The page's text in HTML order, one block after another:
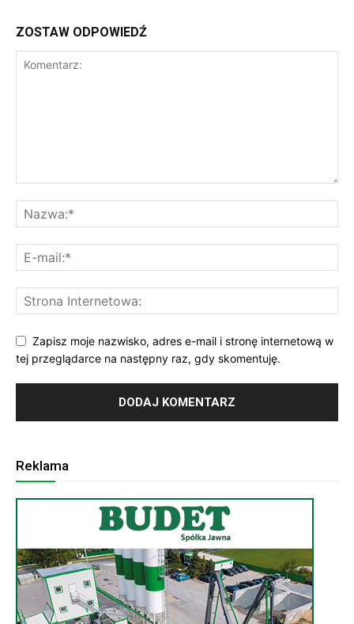
ZOSTAW ODPOWIEDŹ
Zapisz moje nazwisko, adres e-mail i stronę internetową w
tej przeglądarce na następny raz, gdy skomentuję.
Reklama